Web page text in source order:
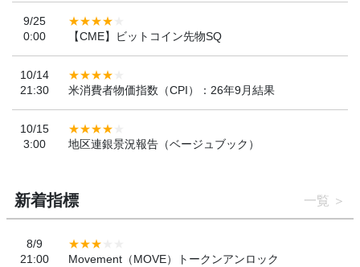
9/25
0:00
【CME】ビットコイン先物SQ
10/14
21:30
米消費者物価指数（CPI）：26年9月結果
10/15
3:00
地区連銀景況報告（ベージュブック）
新着指標 一覧
8/9
21:00
Movement（MOVE）トークンアンロック